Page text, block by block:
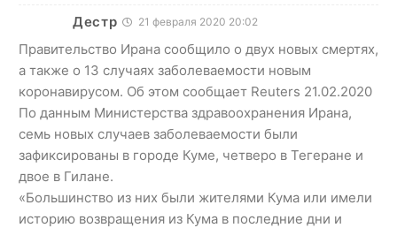
Дестр 21 февраля 2020 20:02
Правительство Ирана сообщило о двух новых смертях,
а также о 13 случаях заболеваемости новым
коронавирусом. Об этом сообщает Reuters 21.02.2020
По данным Министерства здравоохранения Ирана,
семь новых случаев заболеваемости были
зафиксированы в городе Куме, четверо в Тегеране и
двое в Гилане.
«Большинство из них были жителями Кума или имели
историю возвращения из Кума в последние дни и